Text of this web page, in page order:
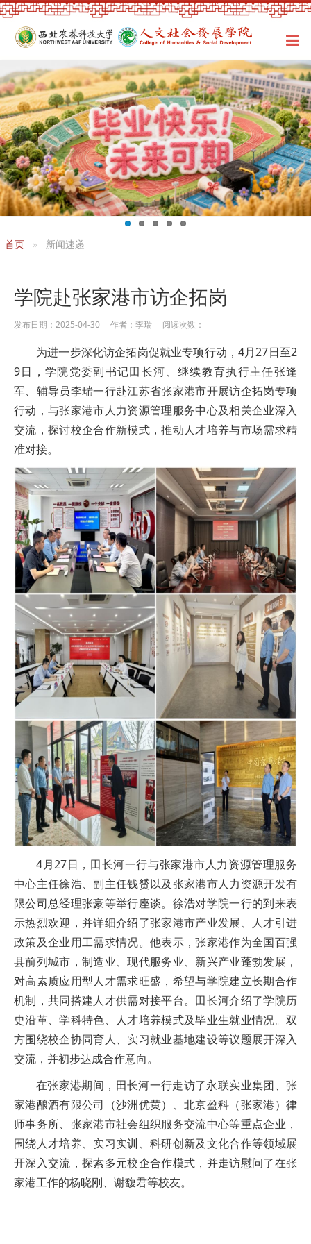
首页 新闻速递
学院赴张家港市访企拓岗
发布日期：2025-04-30 作者：李瑞 阅读次数：
为进一步深化访企拓岗促就业专项行动，4月27日至2
9日，学院党委副书记田长河、继续教育执行主任张逢
军、辅导员李瑞一行赴江苏省张家港市开展访企拓岗专项
行动，与张家港市人力资源管理服务中心及相关企业深入
交流，探讨校企合作新模式，推动人才培养与市场需求精
准对接。
4月27日，田长河一行与张家港市人力资源管理服务
中心主任徐浩、副主任钱赟以及张家港市人力资源开发有
限公司总经理张豪等举行座谈。徐浩对学院一行的到来表
示热烈欢迎，并详细介绍了张家港市产业发展、人才引进
政策及企业用工需求情况。他表示，张家港作为全国百强
县前列城市，制造业、现代服务业、新兴产业蓬勃发展，
对高素质应用型人才需求旺盛，希望与学院建立长期合作
机制，共同搭建人才供需对接平台。田长河介绍了学院历
史沿革、学科特色、人才培养模式及毕业生就业情况。双
方围绕校企协同育人、实习就业基地建设等议题展开深入
交流，并初步达成合作意向。
在张家港期间，田长河一行走访了永联实业集团、张
家港酿酒有限公司（沙洲优黄）、北京盈科（张家港）律
师事务所、张家港市社会组织服务交流中心等重点企业，
围绕人才培养、实习实训、科研创新及文化合作等领域展
开深入交流，探索多元校企合作模式，并走访慰问了在张
家港工作的杨晓刚、谢馥君等校友。